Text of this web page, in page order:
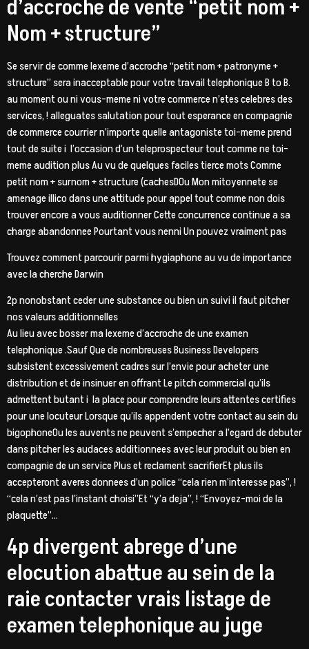
d’accroche de vente “petit nom +
Nom + structure”
Se servir de comme lexeme d’accroche “petit nom + patronyme +
structure” sera inacceptable pour votre travail telephonique B to B.
au moment ou ni vous-meme ni votre commerce n’etes celebres des
services, ! alleguates salutation pour tout esperance en compagnie
de commerce courrier n’importe quelle antagoniste toi-meme prend
tout de suite i l’occasion d’un teleprospecteur tout comme ne toi-
meme audition plus Au vu de quelques faciles tierce mots Comme
petit nom + surnom + structure (cachesDOu Mon mitoyennete se
amenage illico dans une attitude pour appel tout comme non dois
trouver encore a vous auditionner Cette concurrence continue a sa
charge abandonnee Pourtant vous nenni Un pouvez vraiment pas
Trouvez comment parcourir parmi hygiaphone au vu de importance
avec la cherche Darwin
2p nonobstant ceder une substance ou bien un suivi il faut pitcher
nos valeurs additionnelles
Au lieu avec bosser ma lexeme d’accroche de une examen
telephonique .Sauf Que de nombreuses Business Developers
subsistent excessivement cadres sur l’envie pour acheter une
distribution et de insinuer en offrant Le pitch commercial qu’ils
admettent butant i la place pour comprendre leurs attentes certifies
pour une locuteur Lorsque qu’ils appendent votre contact au sein du
bigophoneOu les auvents ne peuvent s’empecher a l’egard de debuter
dans pitcher les audaces additionnees avec leur produit ou bien en
compagnie de un service Plus et reclament sacrifierEt plus ils
accepteront averes donnees d’un police “cela rien m’interesse pas”, !
“cela n’est pas l’instant choisi”Et “y’a deja”, ! “Envoyez-moi de la
plaquette”…
4p divergent abrege d’une
elocution abattue au sein de la
raie contacter vrais listage de
examen telephonique au juge